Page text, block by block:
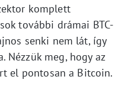
komplett
további drámai BTC-
senki nem lát, így
Nézzük meg, hogy az
el pontosan a Bitcoin.